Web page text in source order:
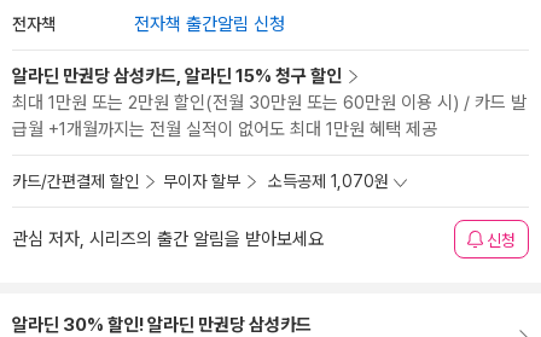
전자책 전자책 출간알림 신청
알라딘 만권당 삼성카드, 알라딘 15% 청구 할인
최대 1만원 또는 2만원 할인(전월 30만원 또는 60만원 이용 시) / 카드 발
급월 +1개월까지는 전월 실적이 없어도 최대 1만원 혜택 제공
카드/간편결제 할인 무이자 할부 소득공제 1,070원
관심 저자, 시리즈의 출간 알림을 받아보세요 신청
알라딘 30% 할인! 알라딘 만권당 삼성카드